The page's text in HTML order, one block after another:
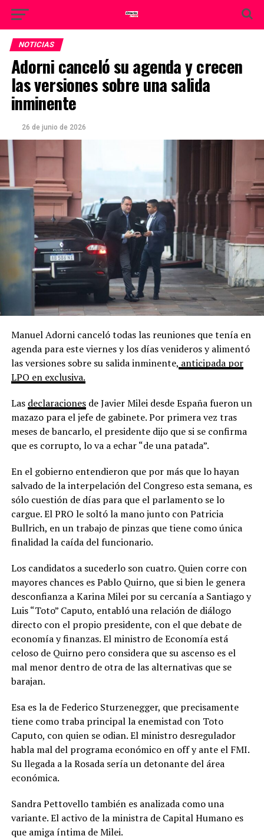
NOTICIAS
Adorni canceló su agenda y crecen
las versiones sobre una salida
inminente
26 de junio de 2026
Manuel Adorni canceló todas las reuniones que tenía en
agenda para este viernes y los días venideros y alimentó
las versiones sobre su salida inminente, anticipada por
LPO en exclusiva.
Las declaracionesde Javier Milei desde España fueron un
mazazo para el jefe de gabinete. Por primera vez tras
meses de bancarlo, el presidente dijo que si se confirma
que es corrupto, lo va a echar “de una patada”.
En el gobierno entendieron que por más que lo hayan
salvado de la interpelación del Congreso esta semana, es
sólo cuestión de días para que el parlamento se lo
cargue. El PRO le soltó la mano junto con Patricia
Bullrich, en un trabajo de pinzas que tiene como única
finalidad la caída del funcionario.
Los candidatos a sucederlo son cuatro. Quien corre con
mayores chances es Pablo Quirno, que si bien le genera
desconfianza a Karina Milei por su cercanía a Santiago y
Luis “Toto” Caputo, entabló una relación de diálogo
directo con el propio presidente, con el que debate de
economía y finanzas. El ministro de Economía está
celoso de Quirno pero considera que su ascenso es el
mal menor dentro de otra de las alternativas que se
barajan.
Esa es la de Federico Sturzenegger, que precisamente
tiene como traba principal la enemistad con Toto
Caputo, con quien se odian. El ministro desregulador
habla mal del programa económico en off y ante el FMI.
Su llegada a la Rosada sería un detonante del área
económica.
Sandra Pettovello también es analizada como una
variante. El activo de la ministra de Capital Humano es
que amiga íntima de Milei.